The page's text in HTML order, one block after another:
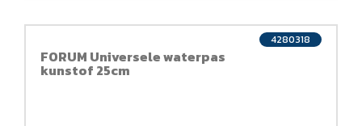
FORUM Universele waterpas
kunstof 25cm
4280318